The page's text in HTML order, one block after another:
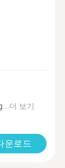
더 보기
운로드